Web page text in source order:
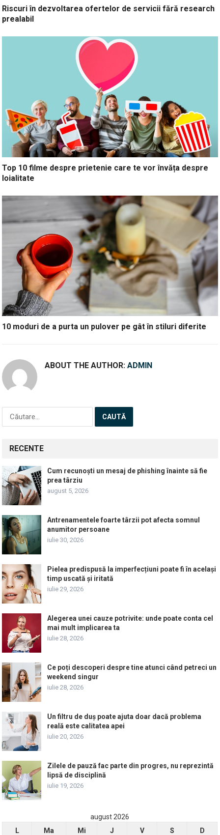
Riscuri în dezvoltarea ofertelor de servicii fără research
prealabil
Top 10 filme despre prietenie care te vor învăța despre
loialitate
10 moduri de a purta un pulover pe gât în stiluri diferite
ABOUT THE AUTHOR:ADMIN
Caută
după:
RECENTE
Cum recunoști un mesaj de phishing înainte să fie
prea târziu
august 5, 2026
Antrenamentele foarte târzii pot afecta somnul
anumitor persoane
iulie 30, 2026
Pielea predispusă la imperfecțiuni poate fi în același
timp uscată și iritată
iulie 29, 2026
Alegerea unei cauze potrivite: unde poate conta cel
mai mult implicarea ta
iulie 28, 2026
Ce poți descoperi despre tine atunci când petreci un
weekend singur
iulie 28, 2026
Un filtru de duș poate ajuta doar dacă problema
reală este calitatea apei
iulie 20, 2026
Zilele de pauză fac parte din progres, nu reprezintă
lipsă de disciplină
iulie 19, 2026
august 2026
L
Ma Mi J V S D